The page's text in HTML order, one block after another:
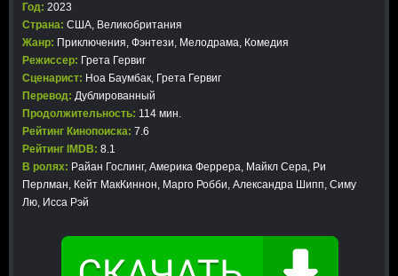
Год: 2023
Страна: США, Великобритания
Жанр: Приключения, Фэнтези, Мелодрама, Комедия
Режиссер: Грета Гервиг
Сценарист: Ноа Баумбак, Грета Гервиг
Перевод: Дублированный
Продолжительность: 114 мин.
Рейтинг Кинопоиска: 7.6
Рейтинг IMDB: 8.1
В ролях: Райан Гослинг, Америка Феррера, Майкл Сера, Ри
Перлман, Кейт МакКиннон, Марго Робби, Александра Шипп, Симу
Лю, Исса Рэй